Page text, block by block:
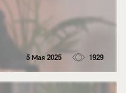
5 Мая 2025 1929